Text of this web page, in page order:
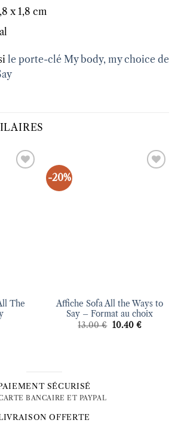
x 1,8 cm
le porte-clé My body, my choice de
The
-20%
Affiche Sofa All the Ways to
Say – Format au choix
13.00€ Le
10.40 €Le
SÉCURISÉ
BANCAIRE ET PAYPAL
OFFERTE